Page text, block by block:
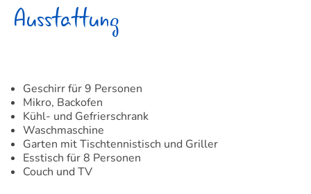
Ausstattung
Geschirr für 9 Personen
Mikro, Backofen
Kühl- und Gefrierschrank
Waschmaschine
Garten mit Tischtennistisch und Griller
Esstisch für 8 Personen
Couch und TV